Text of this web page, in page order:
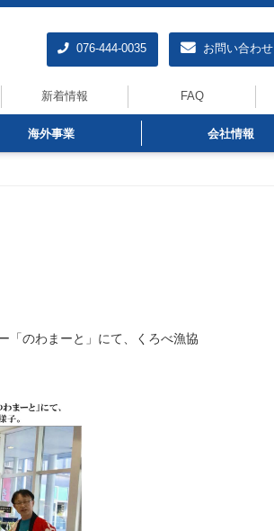
076-444-0035 お問い合わせ
新着情報 FAQ
海外事業 会社情報
「のわまーと」にて、くろべ漁協